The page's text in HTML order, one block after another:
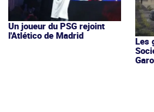
Un joueur du PSG rejoint
l'Atlético de Madrid
Les